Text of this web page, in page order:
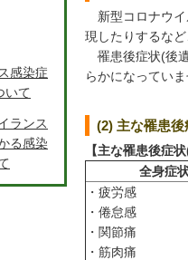
新型コロナウイ
現したりするな
罹患後症状(後
らかになっていま
(2) 主な罹患
【主な罹患後症
全身症
・疲労感
・倦怠感
・関節痛
・筋肉痛
感染症
いて
ランス
る感染